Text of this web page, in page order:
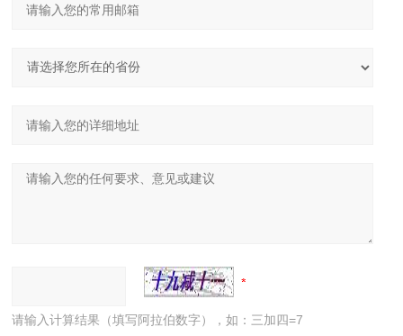
请输入计算结果（填写阿拉伯数字），如：三加四=7